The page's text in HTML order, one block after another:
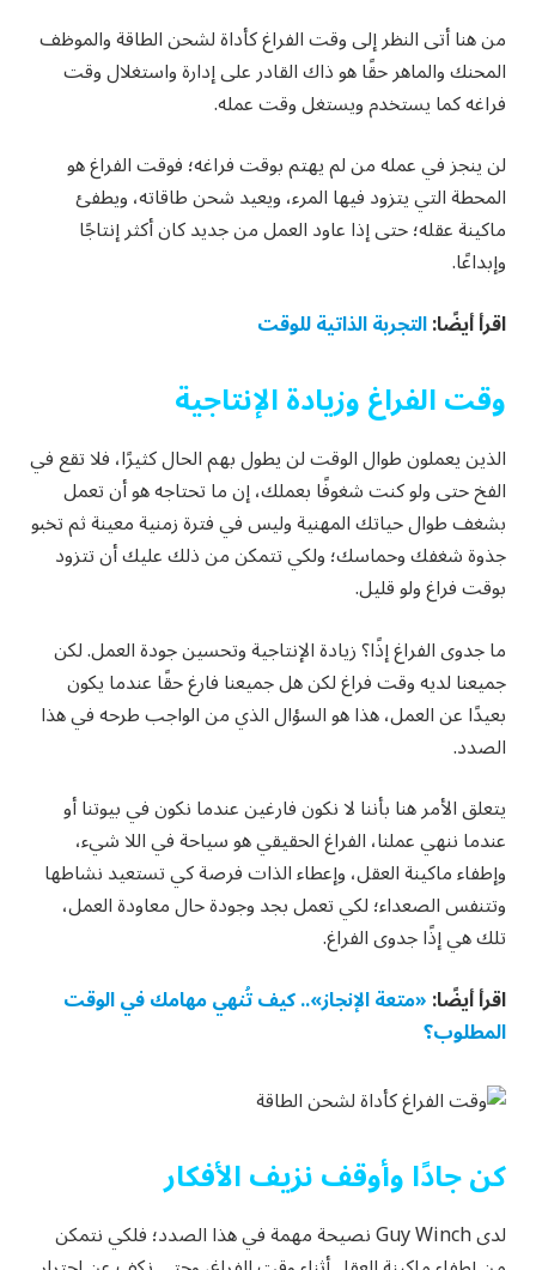
من هنا أتى النظر إلى وقت الفراغ كأداة لشحن الطاقة والموظف
المحنك والماهر حقًا هو ذاك القادر على إدارة واستغلال وقت
فراغه كما يستخدم ويستغل وقت عمله.
لن ينجز في عمله من لم يهتم بوقت فراغه؛ فوقت الفراغ هو
المحطة التي يتزود فيها المرء، ويعيد شحن طاقاته، ويطفئ
ماكينة عقله؛ حتى إذا عاود العمل من جديد كان أكثر إنتاجًا
وإبداعًا.
اقرأ أيضًا:التجربة الذاتية للوقت
وقت الفراغ وزيادة الإنتاجية
الذين يعملون طوال الوقت لن يطول بهم الحال كثيرًا، فلا تقع في
الفخ حتى ولو كنت شغوفًا بعملك، إن ما تحتاجه هو أن تعمل
بشغف طوال حياتك المهنية وليس في فترة زمنية معينة ثم تخبو
جذوة شغفك وحماسك؛ ولكي تتمكن من ذلك عليك أن تتزود
بوقت فراغ ولو قليل.
ما جدوى الفراغ إذًا؟ زيادة الإنتاجية وتحسين جودة العمل. لكن
جميعنا لديه وقت فراغ لكن هل جميعنا فارغ حقًا عندما يكون
بعيدًا عن العمل، هذا هو السؤال الذي من الواجب طرحه في هذا
الصدد.
يتعلق الأمر هنا بأننا لا نكون فارغين عندما نكون في بيوتنا أو
عندما ننهي عملنا، الفراغ الحقيقي هو سياحة في اللا شيء،
وإطفاء ماكينة العقل، وإعطاء الذات فرصة كي تستعيد نشاطها
وتتنفس الصعداء؛ لكي تعمل بجد وجودة حال معاودة العمل،
تلك هي إذًا جدوى الفراغ.
اقرأ أيضًا:«متعة الإنجاز».. كيف تُنهي مهامك في الوقت
المطلوب؟
كن جادًا وأوقف نزيف الأفكار
لدى Guy Winch نصيحة مهمة في هذا الصدد؛ فلكي نتمكن